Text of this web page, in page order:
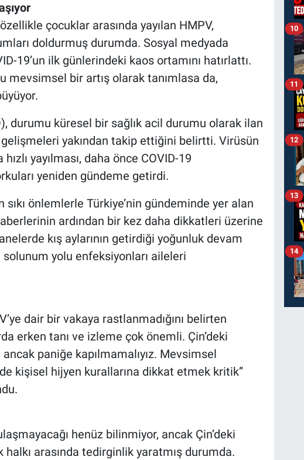
çocuklar arasında yayılan HMPV,
doldurmuş durumda. Sosyal medyada
19’un ilk günlerindeki kaos ortamını hatırlattı.
mevsimsel bir artış olarak tanımlasa da,
durumu küresel bir sağlık acil durumu olarak ilan
yakından takip ettiğini belirtti. Virüsün
yayılması, daha önce COVID-19
yeniden gündeme getirdi.
sıkı önlemlerle Türkiye’nin gündeminde yer alan
ardından bir kez daha dikkatleri üzerine
kış aylarının getirdiği yoğunluk devam
yolu enfeksiyonları aileleri
dair bir vakaya rastlanmadığını belirten
erken tanı ve izleme çok önemli. Çin’deki
paniğe kapılmamalıyız. Mevsimsel
kişisel hijyen kurallarına dikkat etmek kritik”
henüz bilinmiyor, ancak Çin’deki
halkı arasında tedirginlik yaratmış durumda.
10
11
12
13
14